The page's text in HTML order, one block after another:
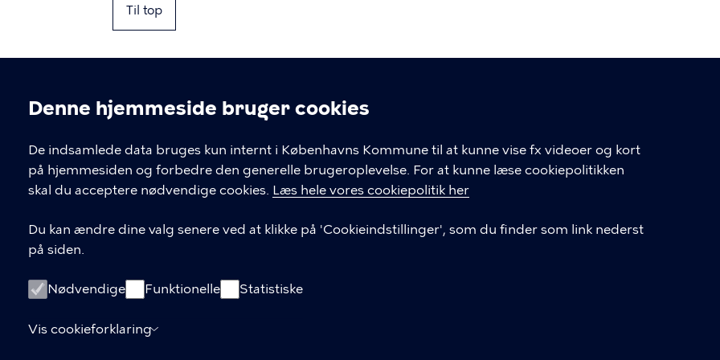
Cookieindstillinger
Denne hjemmeside bruger cookies
De indsamlede data bruges kun internt i Københavns Kommune til at kunne vise fx videoer og kort
på hjemmesiden og forbedre den generelle brugeroplevelse. For at kunne læse cookiepolitikken
skal du acceptere nødvendige cookies. Læs hele vores cookiepolitik her
Du kan ændre dine valg senere ved at klikke på 'Cookieindstillinger', som du finder som link nederst
på siden.
Nødvendige Funktionelle Statistiske
Vis cookieforklaring
Til top
Kontakt Københavns Kommune
T
33 66 33 66
CVR-nummer64942212
GENVEJE
Hvis du vil klage